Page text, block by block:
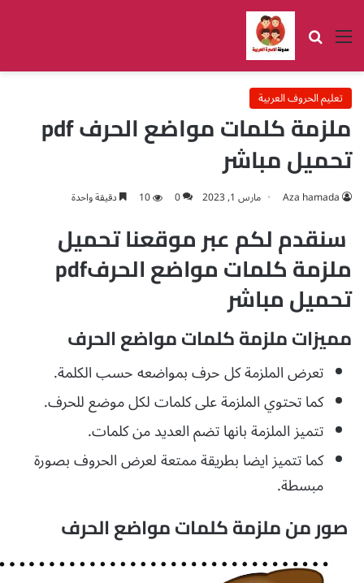
القائمة بحث عن
تعليم الحروف العربية
ملزمة كلمات مواضع الحرف pdf
تحميل مباشر
Aza hamada مارس 1, 2023 0
10 دقيقة واحدة
سنقدم لكم عبر موقعنا تحميل
ملزمة كلمات مواضع الحرفpdf
تحميل مباشر
مميزات ملزمة كلمات مواضع الحرف
تعرض الملزمة كل حرف بمواضعه حسب الكلمة.
كما تحتوي الملزمة على كلمات لكل موضع للحرف.
تتميز الملزمة بانها تضم العديد من كلمات.
كما تتميز ايضا بطريقة ممتعة لعرض الحروف بصورة
مبسطة.
صور من ملزمة كلمات مواضع الحرف